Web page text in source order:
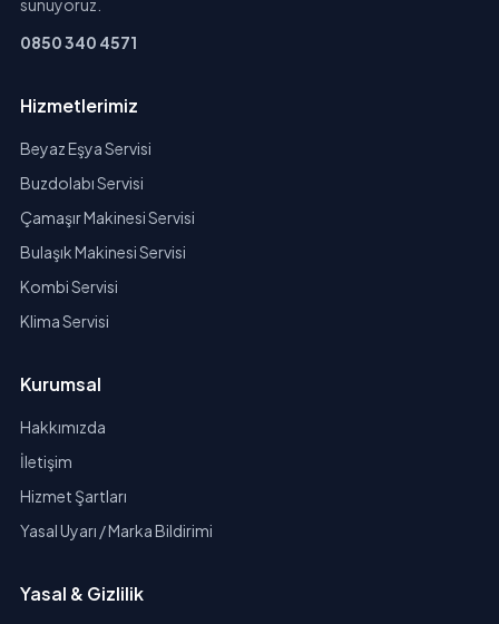
sunuyoruz.
0850 340 4571
Hizmetlerimiz
Beyaz Eşya Servisi
Buzdolabı Servisi
Çamaşır Makinesi Servisi
Bulaşık Makinesi Servisi
Kombi Servisi
Klima Servisi
Kurumsal
Hakkımızda
İletişim
Hizmet Şartları
Yasal Uyarı / Marka Bildirimi
Yasal & Gizlilik